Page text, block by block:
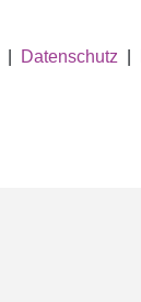
Datenschutz